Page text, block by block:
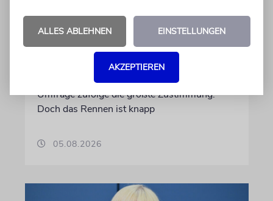
Umfrage: Linke in Berlin auf
Platz eins
Am 20. September findet die Wahl zum
Landesparlament statt. Würde schon am
Sonntag gewählt, bekäme die Linke einer
Umfrage zufolge die größte Zustimmung.
Doch das Rennen ist knapp
05.08.2026
ALLES ABLEHNEN EINSTELLUNGEN
AKZEPTIEREN